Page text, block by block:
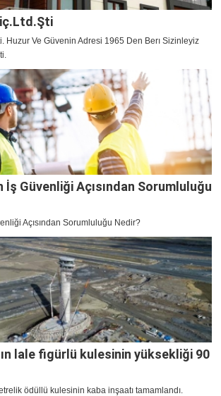
Huzur Ve Güvenin Adresi 1965 Den Berı Sizinleyiz
İş Güvenliği Açısından Sorumluluğu
Açısından Sorumluluğu Nedir?
lale figürlü kulesinin yüksekliği 90
ödüllü kulesinin kaba inşaatı tamamlandı.